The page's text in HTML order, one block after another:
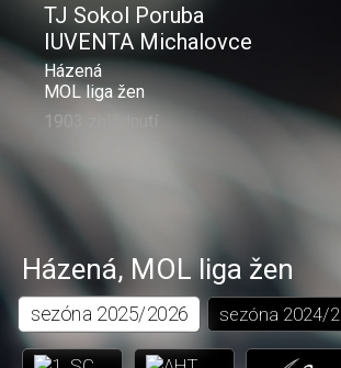
TJ Sokol Poruba
IUVENTA Michalovce
Házená
MOL liga žen
1903 zhlédnutí
Házená, MOL liga žen
sezóna 2025/2026 sezóna 2024/